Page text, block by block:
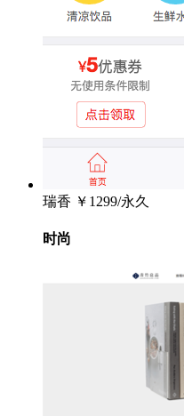
瑞香 ￥1299/永久
时尚